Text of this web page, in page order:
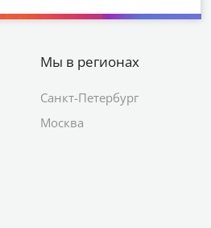
Мы в регионах
Санкт-Петербург
Москва